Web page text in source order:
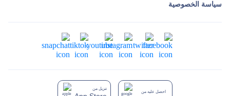
سياسة الخصوصية
تنزيل من
احصل عليه من